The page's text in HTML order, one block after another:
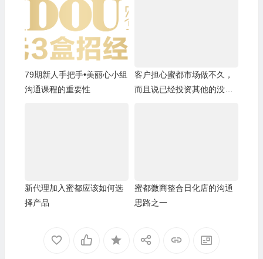
79期新人手把手•美丽心小组
沟通课程的重要性
客户担心蜜都市场做不久，
而且说已经投资其他的没有
新代理加入蜜都应该如何选
择产品
蜜都微商整合日化店的沟通
思路之一